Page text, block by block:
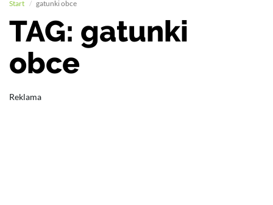
Start gatunki obce
TAG: gatunki
obce
Reklama